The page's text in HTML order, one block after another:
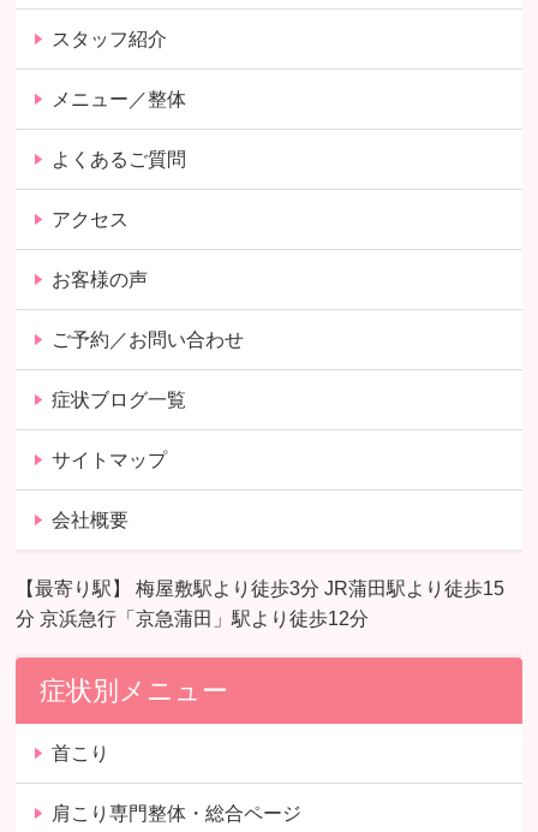
スタッフ紹介
メニュー／整体
よくあるご質問
アクセス
お客様の声
ご予約／お問い合わせ
症状ブログ一覧
サイトマップ
会社概要
【最寄り駅】 梅屋敷駅より徒歩3分 JR蒲田駅より徒歩15
分 京浜急行「京急蒲田」駅より徒歩12分
症状別メニュー
首こり
肩こり専門整体・総合ページ